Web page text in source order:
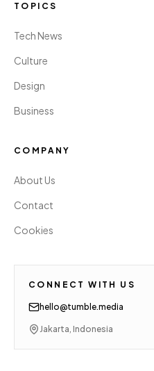
TOPICS
Tech News
Culture
Design
Business
COMPANY
About Us
Contact
Cookies
CONNECT WITH US
hello@tumble.media
Jakarta, Indonesia